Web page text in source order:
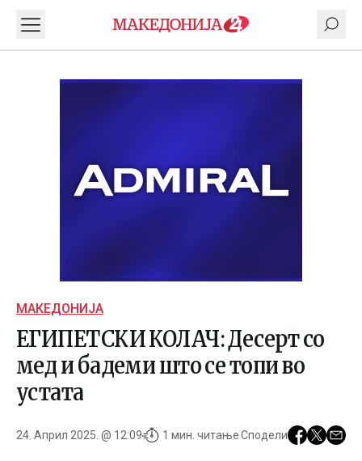
МАКЕДОНИЈА
ЕГИПЕТСКИ КОЛАЧ: Десерт со
мед и бадеми што се топи во
устата
24. Април 2025. @ 12:09 1 мин. читањеСподели